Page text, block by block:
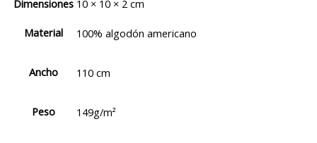
Dimensiones 10 × 10 × 2 cm
Material 100% algodón americano
Ancho 110 cm
Peso 149g/m²